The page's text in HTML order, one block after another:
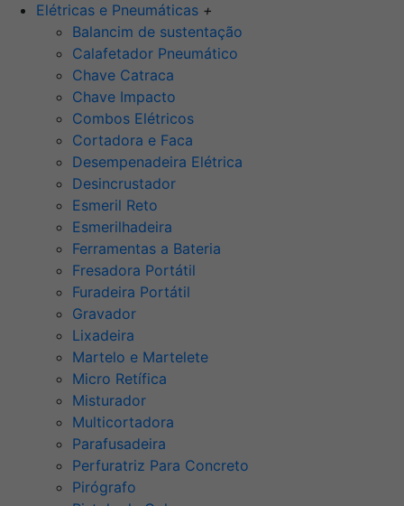
Elétricas e Pneumáticas +
Balancim de sustentação
Calafetador Pneumático
Chave Catraca
Chave Impacto
Combos Elétricos
Cortadora e Faca
Desempenadeira Elétrica
Desincrustador
Esmeril Reto
Esmerilhadeira
Ferramentas a Bateria
Fresadora Portátil
Furadeira Portátil
Gravador
Lixadeira
Martelo e Martelete
Micro Retífica
Misturador
Multicortadora
Parafusadeira
Perfuratriz Para Concreto
Pirógrafo